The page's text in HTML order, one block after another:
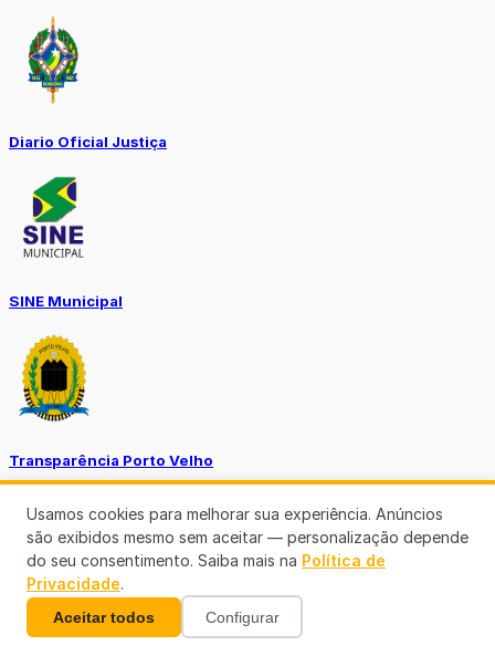
Diario Oficial Justiça
SINE Municipal
Transparência Porto Velho
SEMUSA
Usamos cookies para melhorar sua experiência. Anúncios
são exibidos mesmo sem aceitar — personalização depende
do seu consentimento. Saiba mais na Política de
Privacidade.
Aceitar todos Configurar